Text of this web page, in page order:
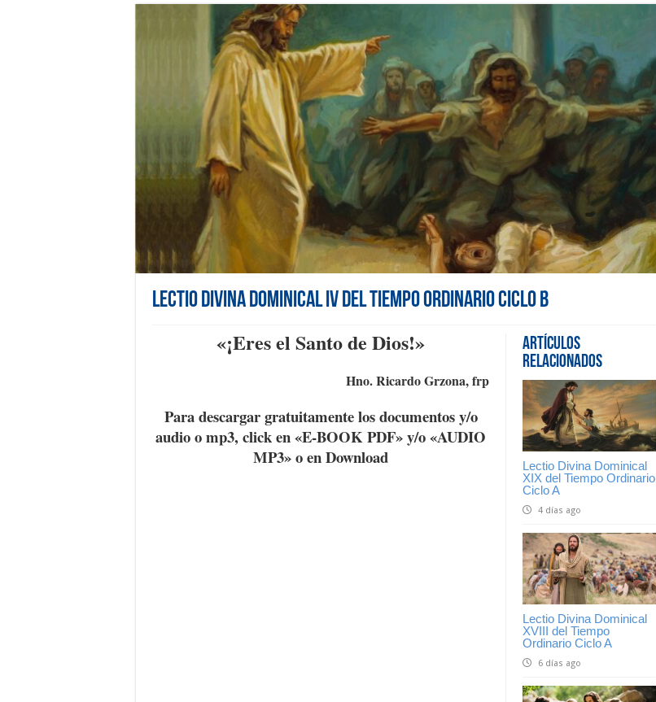
Lectio Divina Dominical IV del Tiempo Ordinario Ciclo B
Artículos
Relacionados
Lectio Divina Dominical
XIX del Tiempo Ordinario
Ciclo A
4 días ago
Lectio Divina Dominical
XVIII del Tiempo
Ordinario Ciclo A
6 días ago
«¡Eres el Santo de Dios!»
Hno. Ricardo Grzona, frp
Para descargar gratuitamente los documentos y/o
audio o mp3, click en «E-BOOK PDF» y/o «AUDIO
MP3» o en Download